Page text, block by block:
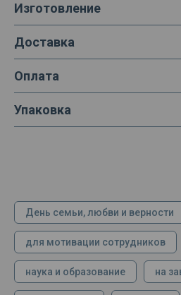
Изготовление
Доставка
Оплата
Упаковка
День семьи, любви и верности
для мотивации сотрудников
наука и образование на